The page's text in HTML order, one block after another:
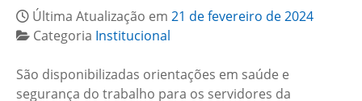
Última Atualização em 21 de fevereiro de 2024
Categoria Institucional
São disponibilizadas orientações em saúde e
segurança do trabalho para os servidores da